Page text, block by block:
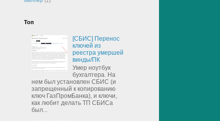
Топ
[СБИС] Перенос
ключей из
реестра умершей
винды/ПК
Умер ноутбук
бухгалтера. На
нем был установлен СБИС (и
запрещенный к копированию
ключ ГазПромБанка), и ключи,
как любит делать ТП СБИСа
был...